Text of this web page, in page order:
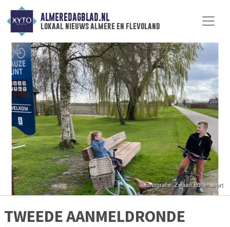
ALMEREDAGBLAD.NL
lokaal nieuws almere en flevoland
TWEEDE AANMELDRONDE